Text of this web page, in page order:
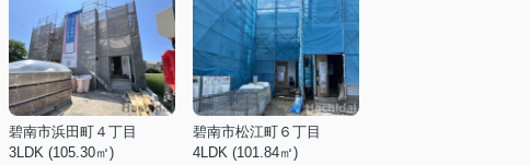
碧南市浜田町４丁目
3LDK (105.30㎡)
碧南市松江町６丁目
4LDK (101.84㎡)